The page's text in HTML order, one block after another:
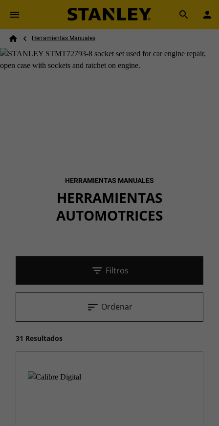
Skip to main content
Search
Breadcrumb
Herramientas Manuales
HERRAMIENTAS MANUALES
HERRAMIENTAS
AUTOMOTRICES
Filtros
31 Resultados
Ordenar